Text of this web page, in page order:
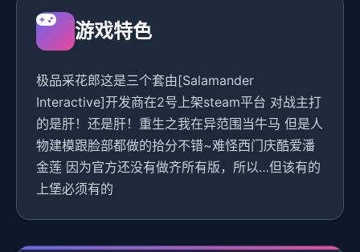
游戏特色
极品采花郎这是三个套由[Salamander
Interactive]开发商在2号上架steam平台 对战主打
的是肝！还是肝！重生之我在异范围当牛马 但是人
物建模跟脸部都做的拾分不错~难怪西门庆酷爱潘
金莲 因为官方还没有做齐所有版，所以…但该有的
上堡必须有的